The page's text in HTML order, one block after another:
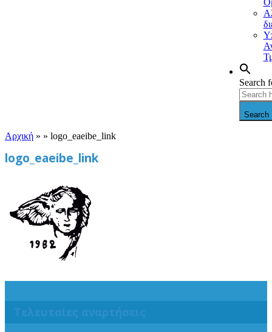
Search
Search
Αρχική » » logo_eaeibe_link
logo_eaeibe_link